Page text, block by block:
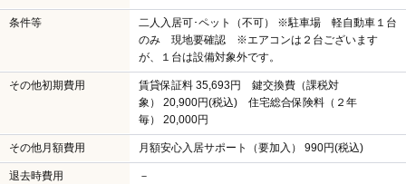
条件等
二人入居可･ペット（不可） ※駐車場 軽自動車１台
のみ 現地要確認 ※エアコンは２台ございます
が、１台は設備対象外です。
その他初期費用
賃貸保証料 35,693円 鍵交換費（課税対
象） 20,900円(税込) 住宅総合保険料（２年
毎） 20,000円
その他月額費用 月額安心入居サポート（要加入） 990円(税込)
退去時費用
－